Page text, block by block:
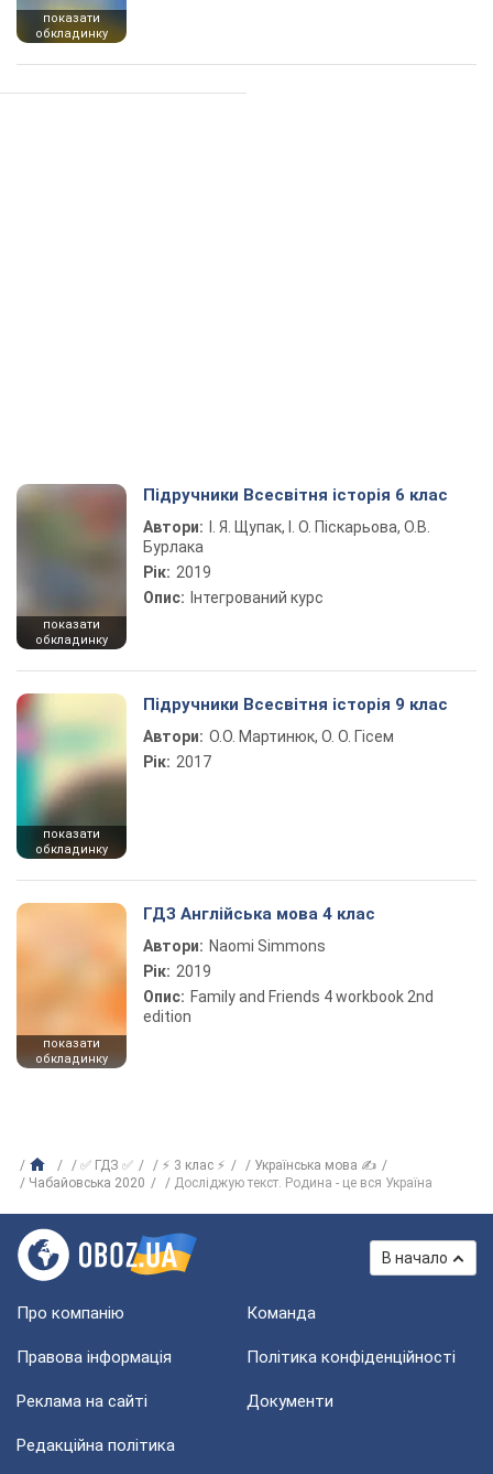
показати
обкладинку
показати
обкладинку
Підручники Всесвітня історія 6 клас
Автори:
І. Я. Щупак, І. О. Піскарьова, О.В.
Бурлака
Рік: 2019
Опис: Інтегрований курс
показати
обкладинку
Підручники Всесвітня історія 9 клас
Автори: О.О. Мартинюк, О. О. Гісем
Рік: 2017
показати
обкладинку
ГДЗ Англійська мова 4 клас
Автори: Naomi Simmons
Рік: 2019
Опис: Family and Friends 4 workbook 2nd
edition
✅ ГДЗ ✅ ⚡ 3 клас ⚡
Українська мова ✍
Чабайовська 2020
Досліджую текст. Родина - це вся Україна
В начало
Про компанію Команда
Правова інформація Політика конфіденційності
Реклама на сайті Документи
Редакційна політика